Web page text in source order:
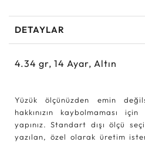
DETAYLAR
4.34 gr, 14 Ayar, Altın
Yüzük ölçünüzden emin
hakkınızın kaybolmaması
yapınız. Standart dışı ölçü
yazılan, özel olarak üretim